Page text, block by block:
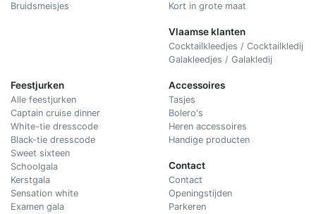
Bruidsmeisjes
Kort in grote maat
Vlaamse klanten
Cocktailkleedjes / Cocktailkledij
Galakleedjes / Galakledij
Feestjurken
Alle feestjurken
Captain cruise dinner
White-tie dresscode
Black-tie dresscode
Sweet sixteen
Schoolgala
Kerstgala
Sensation white
Examen gala
Accessoires
Tasjes
Bolero's
Heren accessoires
Handige producten
Contact
Contact
Openingstijden
Parkeren